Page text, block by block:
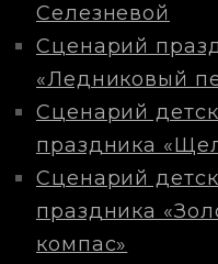
Селезневой
Сценарий
«Ледниковый
Сценарий
праздника
Сценарий
праздника
компас»